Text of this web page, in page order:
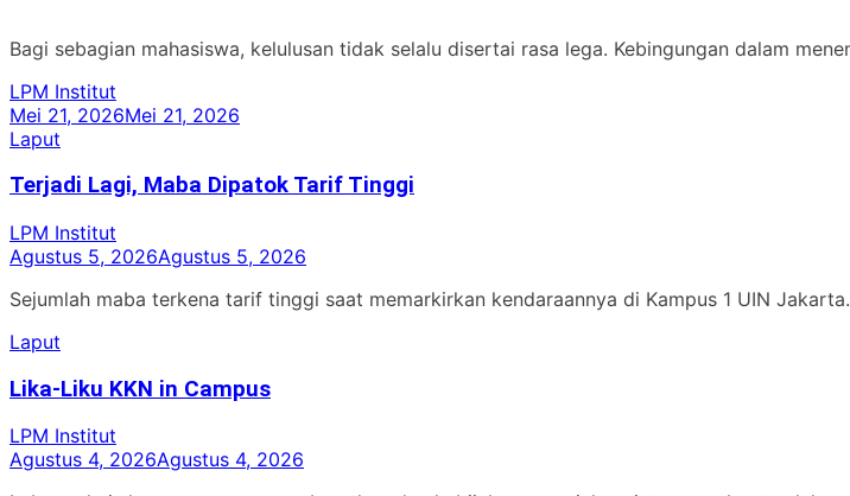
Bagi sebagian mahasiswa, kelulusan tidak selalu disertai rasa lega. Kebingungan dalam
LPM Institut
Mei 21, 2026Mei 21, 2026
Laput
Terjadi Lagi, Maba Dipatok Tarif Tinggi
LPM Institut
Agustus 5, 2026Agustus 5, 2026
Sejumlah maba terkena tarif tinggi saat memarkirkan kendaraannya di Kampus 1 UIN
Laput
Lika-Liku KKN in Campus
LPM Institut
Agustus 4, 2026Agustus 4, 2026